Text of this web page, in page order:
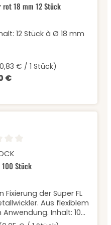
18 mm 12 Stück
12 Stück à Ø 18 mm
€ / 1 Stück)
Preis:
€
von 0 von 5 Sternen
100 Stück
der Super FL
Aus flexiblem
Inhalt: 100
7,5cm